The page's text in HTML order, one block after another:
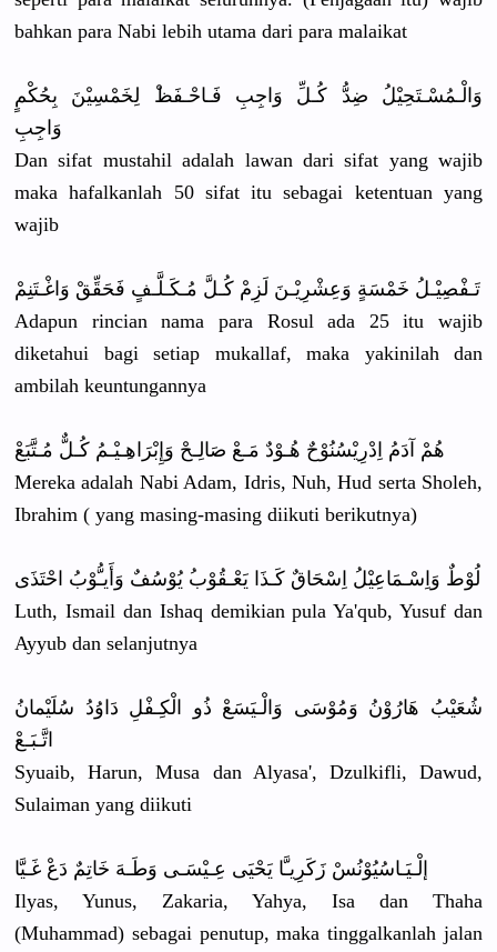
bahkan para Nabi lebih utama dari para malaikat
وَالْـمُسْـتَحِيْلُ ضِدُّ كُـلِّ وَاجِبِ فَـاحْـفَظ ْ لِخَمْسِيْنَ بِحُكْمٍ
وَاجِبِ
Dan sifat mustahil adalah lawan dari sifat yang wajib
maka hafalkanlah 50 sifat itu sebagai ketentuan yang
wajib
تَـفْصِيْـلُ خَمْسَةٍ وَعِشْرِيْـنَ لَزِمْ كُـلَّ مُـكَـلَّـفٍ فَحَقِّقْ وَاغْـتَنِمْ
Adapun rincian nama para Rosul ada 25 itu wajib
diketahui bagi setiap mukallaf, maka yakinilah dan
ambilah keuntungannya
هُمْ آدَمُ اِدْرِيْسُنُوْحٌ هُـوْدٌ مَـعْ صَالِـحْ وَإِبْرَاهِـيْـمُ كُـلٌّ مُـتَّبَعْ
Mereka adalah Nabi Adam, Idris, Nuh, Hud serta Sholeh,
Ibrahim ( yang masing-masing diikuti berikutnya)
لُوْطٌ وَاِسْـمَاعِيْلُ اِسْحَاقٌ كَـذَا يَعْـقُوْب ُ يُوْسُفٌ وَأَيـُّوْبُ احْتَذَى
Luth, Ismail dan Ishaq demikian pula Ya'qub, Yusuf dan
Ayyub dan selanjutnya
شُعَيْبُ هَارُوْنُ وَمُوْسَى وَالْـيَسَعْ ذُو الْكِـفْلِ دَاوُدُ سُلَيْمانُ
اتَّـبَـعْ
Syuaib, Harun, Musa dan Alyasa', Dzulkifli, Dawud,
Sulaiman yang diikuti
إلْـيَـاسُيُوْنُسْ زَكَرِيـَّا يَحْيَى عِـيْسَـى وَطَـهَ خَاتِمٌ دَعْ غَـيَّا
Ilyas, Yunus, Zakaria, Yahya, Isa dan Thaha
(Muhammad) sebagai penutup, maka tinggalkanlah jalan